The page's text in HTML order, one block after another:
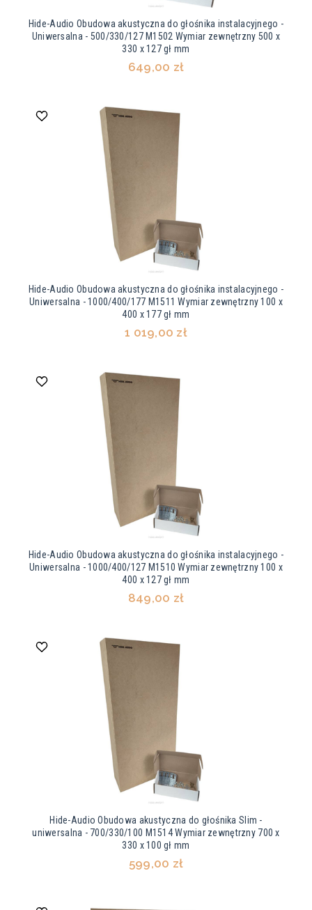
Hide-Audio Obudowa akustyczna do głośnika instalacyjnego -
Uniwersalna - 500/330/127 M1502 Wymiar zewnętrzny 500 x
330 x 127 gł mm
649,00 zł
Hide-Audio Obudowa akustyczna do głośnika instalacyjnego -
Uniwersalna - 1000/400/177 M1511 Wymiar zewnętrzny 100 x
400 x 177 gł mm
1 019,00 zł
Hide-Audio Obudowa akustyczna do głośnika instalacyjnego -
Uniwersalna - 1000/400/127 M1510 Wymiar zewnętrzny 100 x
400 x 127 gł mm
849,00 zł
Hide-Audio Obudowa akustyczna do głośnika Slim -
uniwersalna - 700/330/100 M1514 Wymiar zewnętrzny 700 x
330 x 100 gł mm
599,00 zł